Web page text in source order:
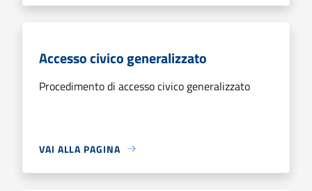
Accesso civico generalizzato
Procedimento di accesso civico generalizzato
VAI ALLA PAGINA